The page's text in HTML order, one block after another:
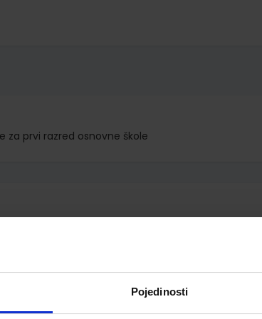
Pojedinosti
za prvi razred osnovne škole